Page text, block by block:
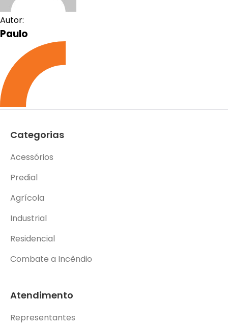
Autor:
Paulo
Categorias
Acessórios
Predial
Agrícola
Industrial
Residencial
Combate a Incêndio
Atendimento
Representantes